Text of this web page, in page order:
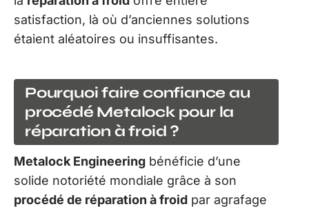
satisfaction, là où d’anciennes solutions
étaient aléatoires ou insuffisantes.
Pourquoi faire confiance au
procédé Metalock pour la
réparation à froid ?
Metalock Engineering bénéficie d’une
solide notoriété mondiale grâce à son
procédé de réparation à froid par agrafage